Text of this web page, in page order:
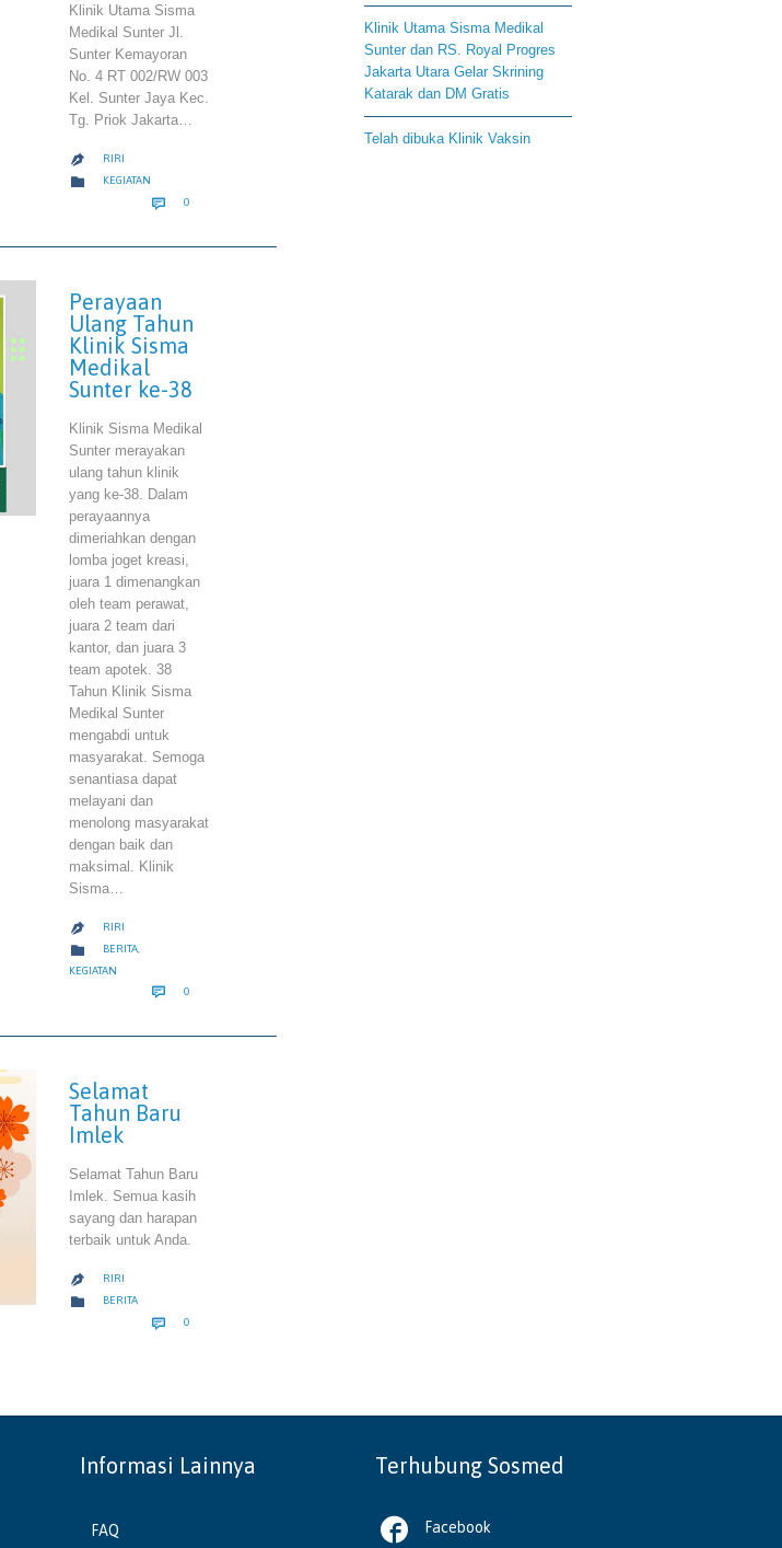
Klinik Utama Sisma
Medikal Sunter Jl.
Sunter Kemayoran
No. 4 RT 002/RW 003
Kel. Sunter Jaya Kec.
Tg. Priok Jakarta…
 RIRI
 CATEGORY
KEGIATAN
 0COMMENTS
Perayaan
Ulang Tahun
Klinik Sisma
Medikal
Sunter ke-38
Klinik Sisma Medikal
Sunter merayakan
ulang tahun klinik
yang ke-38. Dalam
perayaannya
dimeriahkan dengan
lomba joget kreasi,
juara 1 dimenangkan
oleh team perawat,
juara 2 team dari
kantor, dan juara 3
team apotek. 38
Tahun Klinik Sisma
Medikal Sunter
mengabdi untuk
masyarakat. Semoga
senantiasa dapat
melayani dan
menolong masyarakat
dengan baik dan
maksimal. Klinik
Sisma…
 RIRI
 CATEGORY
BERITA,
KEGIATAN
 0
Selamat
Tahun Baru
Imlek
Selamat Tahun Baru
Imlek. Semua kasih
sayang dan harapan
terbaik untuk Anda.
 RIRI
 CATEGORY
BERITA
 0COMMENTS
Klinik Utama Sisma Medikal
Sunter dan RS. Royal Progres
Jakarta Utara Gelar Skrining
Katarak dan DM Gratis
Telah dibuka Klinik Vaksin
Informasi Lainnya
FAQ
Terhubung Sosmed
 Facebook